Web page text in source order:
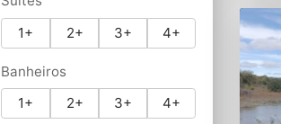
1+
2+ 3+ 4+
Banheiros
1+
2+ 3+ 4+